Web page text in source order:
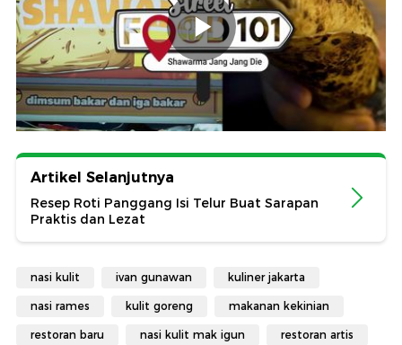
Artikel Selanjutnya
Resep Roti Panggang Isi Telur Buat Sarapan
Praktis dan Lezat
nasi kulit ivan gunawan kuliner jakarta
nasi rames kulit goreng makanan kekinian
restoran baru nasi kulit mak igun restoran artis